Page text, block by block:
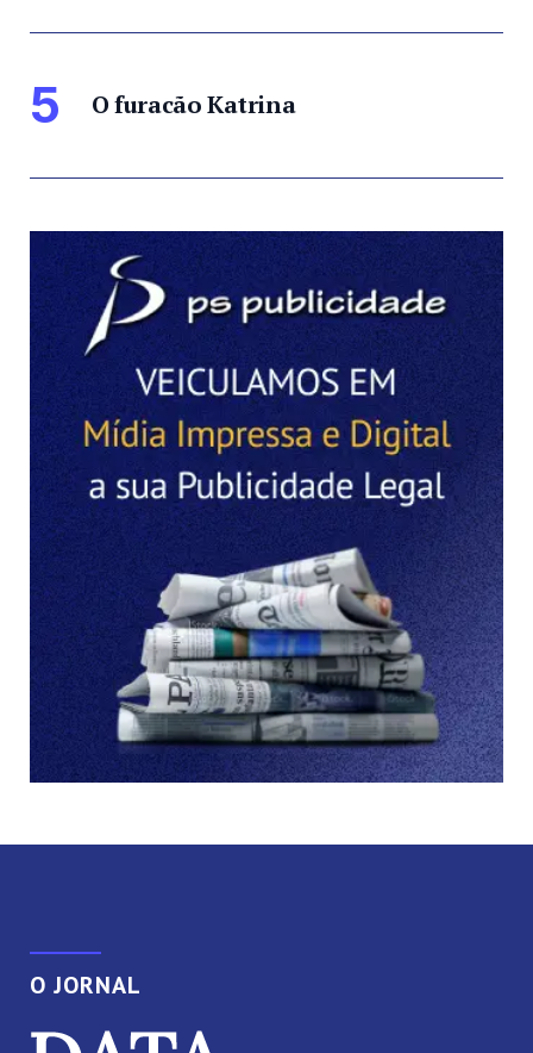
5 O furacão Katrina
O JORNAL